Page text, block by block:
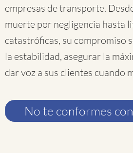
empresas de transporte.
muerte por negligencia hasta
catastróficas, su compromiso
la estabilidad, asegurar la
dar voz a sus clientes cuando
No te conformes